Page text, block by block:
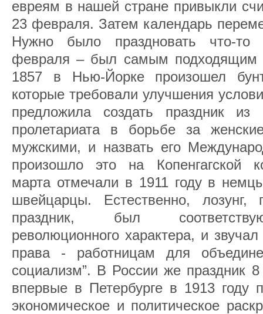
евреям в нашей стране привыкли
23 февраля. Затем календарь
Нужно было праздновать что-
февраля – был самым
1857 в Нью-Йорке произошел
которые требовали улучшения
предложила создать праздник из
пролетариата в борьбе за
мужскими, и назвать его
произошло это на Копенгагской
марта отмечали в 1911 году в
швейцарцы. Естественно, лозунг,
праздник, был
революционного характера, и
права - работницам для
социализм”. В России же праздник
впервые в Петербурге в 1913 году
экономическое и политическое